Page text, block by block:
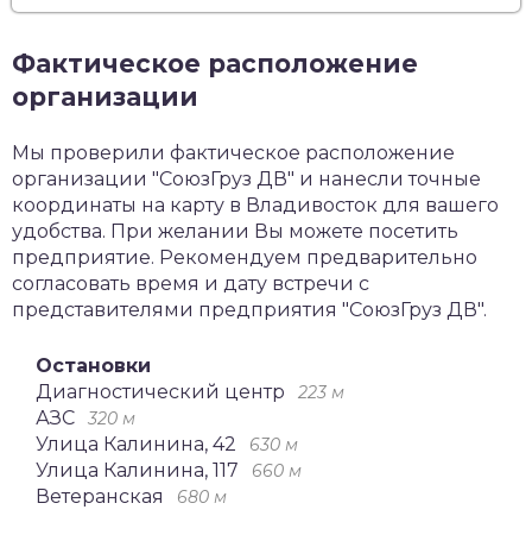
Фактическое расположение
организации
Мы проверили фактическое расположение
организации "СоюзГруз ДВ" и нанесли точные
координаты на карту в Владивосток для вашего
удобства. При желании Вы можете посетить
предприятие. Рекомендуем предварительно
согласовать время и дату встречи с
представителями предприятия "СоюзГруз ДВ".
Остановки
Диагностический центр
223 м
АЗС 320 м
Улица Калинина, 42 630 м
Улица Калинина, 117 660 м
Ветеранская 680 м